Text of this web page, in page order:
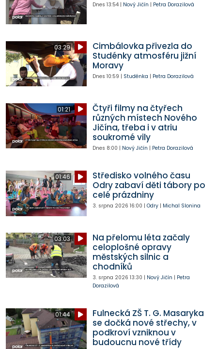
Dnes 13:54| Nový Jičín | Petra Dorazilová
03:29
Cimbálovka přivezla do
Studénky atmosféru jižní
Moravy
Dnes 10:59 | Studénka | Petra Dorazilová
01:21
Čtyři filmy na čtyřech
různých místech Nového
Jičína, třeba i v atriu
soukromé vily
Dnes 8:00 | Nový Jičín | Petra Dorazilová
01:46
Středisko volného času
Odry zabaví děti tábory po
celé prázdniny
3. srpna 2026 16:00 | Odry| Michal Slonina
03:03
Na přelomu léta začaly
celoplošné opravy
městských silnic a
chodníků
3. srpna 2026 13:30 | Nový Jičín | Petra
Dorazilová
01:44
Fulnecká ZŠ T. G. Masaryka
se dočká nové střechy, v
podkroví vzniknou v
budoucnu nové třídy